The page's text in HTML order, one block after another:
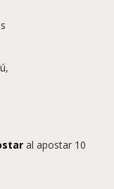
al apostar 10